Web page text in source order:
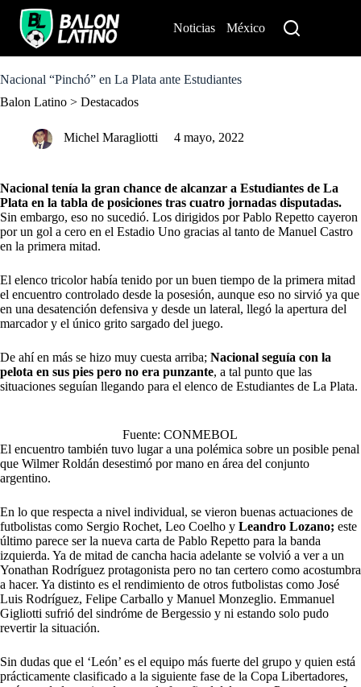
o
o
Noticias México
Nacional “Pinchó” en La Plata ante Estudiantes
Balon Latino > Destacados
Michel Maragliotti 4 mayo, 2022
Nacional tenía la gran chance de alcanzar a Estudiantes de La
Plata en la tabla de posiciones tras cuatro jornadas disputadas.
Sin embargo, eso no sucedió. Los dirigidos por Pablo Repetto cayeron
por un gol a cero en el Estadio Uno gracias al tanto de Manuel Castro
en la primera mitad.
El elenco tricolor había tenido por un buen tiempo de la primera mitad
el encuentro controlado desde la posesión, aunque eso no sirvió ya que
en una desatención defensiva y desde un lateral, llegó la apertura del
marcador y el único grito sargado del juego.
De ahí en más se hizo muy cuesta arriba; Nacional seguía con la
pelota en sus pies pero no era punzante, a tal punto que las
situaciones seguían llegando para el elenco de Estudiantes de La Plata.
Fuente: CONMEBOL
El encuentro también tuvo lugar a una polémica sobre un posible penal
que Wilmer Roldán desestimó por mano en área del conjunto
argentino.
En lo que respecta a nivel individual, se vieron buenas actuaciones de
futbolistas como Sergio Rochet, Leo Coelho y Leandro Lozano; este
último parece ser la nueva carta de Pablo Repetto para la banda
izquierda. Ya de mitad de cancha hacia adelante se volvió a ver a un
Yonathan Rodríguez protagonista pero no tan certero como acostumbra
a hacer. Ya distinto es el rendimiento de otros futbolistas como José
Luis Rodríguez, Felipe Carballo y Manuel Monzeglio. Emmanuel
Gigliotti sufrió del sindróme de Bergessio y ni estando solo pudo
revertir la situación.
Sin dudas que el ‘León’ es el equipo más fuerte del grupo y quien está
prácticamente clasificado a la siguiente fase de la Copa Libertadores,